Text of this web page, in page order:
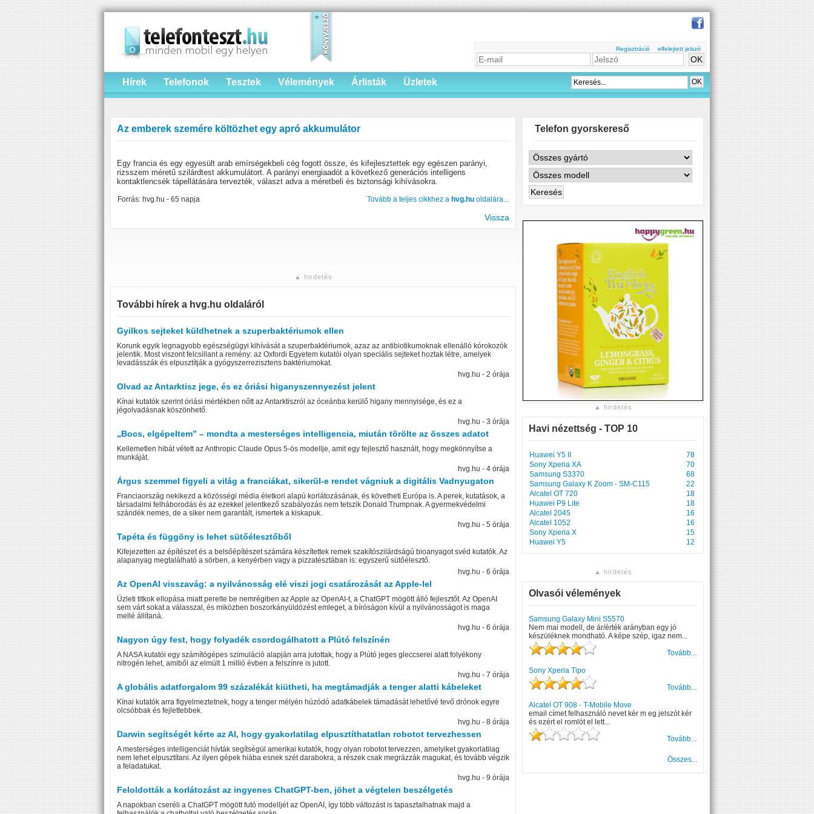
Regisztráció elfelejtett jelszó
Hírek Telefonok Tesztek Vélemények Árlisták Üzletek
Az emberek szemére költözhet egy apró akkumulátor
Egy francia és egy egyesült arab emírségekbeli cég fogott össze, és kifejlesztettek egy egészen parányi,
rizsszem méretű szilárdtest akkumulátort. A parányi energiaadót a következő generációs intelligens
kontaktlencsék tápellátására tervezték, választ adva a méretbeli és biztonsági kihívásokra.
Forrás: hvg.hu - 65 napja Tovább a teljes cikkhez a hvg.hu oldalára...
Vissza
▲ hirdetés
További hírek a hvg.hu oldaláról
Gyilkos sejteket küldhetnek a szuperbaktériumok ellen
Korunk egyik legnagyobb egészségügyi kihívását a szuperbaktériumok, azaz az antibiotikumoknak ellenálló kórokozók
jelentik. Most viszont felcsillant a remény: az Oxfordi Egyetem kutatói olyan speciális sejteket hoztak létre, amelyek
levadásszák és elpusztítják a gyógyszerrezisztens baktériumokat.
hvg.hu - 2 órája
Olvad az Antarktisz jege, és ez óriási higanyszennyezést jelent
Kínai kutatók szerint óriási mértékben nőtt az Antarktiszról az óceánba kerülő higany mennyisége, és ez a
jégolvadásnak köszönhető.
hvg.hu - 3 órája
„Bocs, elgépeltem” – mondta a mesterséges intelligencia, miután törölte az összes adatot
Kellemetlen hibát vétett az Anthropic Claude Opus 5-ös modellje, amit egy fejlesztő használt, hogy megkönnyítse a
munkáját.
hvg.hu - 4 órája
Árgus szemmel figyeli a világ a franciákat, sikerül-e rendet vágniuk a digitális Vadnyugaton
Franciaország nekikezd a közösségi média életkori alapú korlátozásának, és követheti Európa is. A perek, kutatások, a
társadalmi felháborodás és az ezekkel jelentkező szabályozás nem tetszik Donald Trumpnak. A gyermekvédelmi
szándék nemes, de a siker nem garantált, ismertek a kiskapuk.
hvg.hu - 5 órája
Tapéta és függöny is lehet sütőélesztőből
Kifejezetten az építészet és a belsőépítészet számára készítettek remek szakítószilárdságú bioanyagot svéd kutatók. Az
alapanyag megtalálható a sörben, a kenyérben vagy a pizzatésztában is: egyszerű sütőélesztő.
hvg.hu - 6 órája
Az OpenAI visszavág: a nyilvánosság elé viszi jogi csatározását az Apple-lel
Üzleti titkok ellopása miatt perelte be nemrégiben az Apple az OpenAI-t, a ChatGPT mögött álló fejlesztőt. Az OpenAI
sem várt sokat a válasszal, és miközben boszorkányüldözést emleget, a bíróságon kívül a nyilvánosságot is maga
mellé állítaná.
hvg.hu - 6 órája
Nagyon úgy fest, hogy folyadék csordogálhatott a Plútó felszínén
A NASA kutatói egy számítógépes szimuláció alapján arra jutottak, hogy a Plútó jeges gleccserei alatt folyékony
nitrogén lehet, amiből az elmúlt 1 millió évben a felszínre is jutott.
hvg.hu - 7 órája
A globális adatforgalom 99 százalékát kiütheti, ha megtámadják a tenger alatti kábeleket
Kínai kutatók arra figyelmeztetnek, hogy a tenger mélyén húzódó adatkábelek támadását lehetővé tevő drónok egyre
olcsóbbak és fejlettebbek.
hvg.hu - 8 órája
Darwin segítségét kérte az AI, hogy gyakorlatilag elpusztíthatatlan robotot tervezhessen
A mesterséges intelligenciát hívták segítségül amerikai kutatók, hogy olyan robotot tervezzen, amelyiket gyakorlatilag
nem lehet elpusztítani. Az ilyen gépek hiába esnek szét darabokra, a részek csak megrázzák magukat, és tovább végzik
a feladatukat.
hvg.hu - 9 órája
Feloldották a korlátozást az ingyenes ChatGPT-ben, jöhet a végtelen beszélgetés
A napokban cseréli a ChatGPT mögött futó modelljét az OpenAI, így több változást is tapasztalhatnak majd a
Telefon gyorskereső
▲ hirdetés
Havi nézettség - TOP 10
Huawei Y5 II
78
Sony Xperia XA
70
Samsung S3370
68
Samsung Galaxy K Zoom - SM-C115
22
Alcatel OT 720
18
Huawei P9 Lite
18
Alcatel 2045
16
Alcatel 1052
16
Sony Xperia X
15
Huawei Y5
12
▲ hirdetés
Olvasói vélemények
Samsung Galaxy Mini S5570
Nem mai modell, de ár/érték arányban egy jó
készüléknek mondható. A képe szép, igaz nem...
Tovább...
Sony Xperia Tipo
Tovább...
Alcatel OT 908 - T-Mobile Move
email címet felhasználó nevet kér m eg jelszót kér
és ezért el romlót el lett...
Tovább...
Összes...